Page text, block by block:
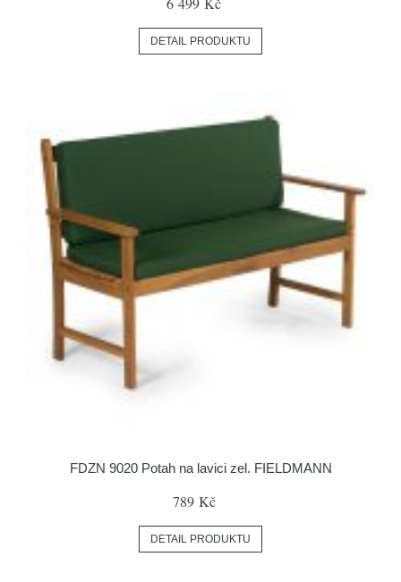
DETAIL PRODUKTU
FDZN 9020 Potah na lavici zel. FIELDMANN
789 Kč
DETAIL PRODUKTU